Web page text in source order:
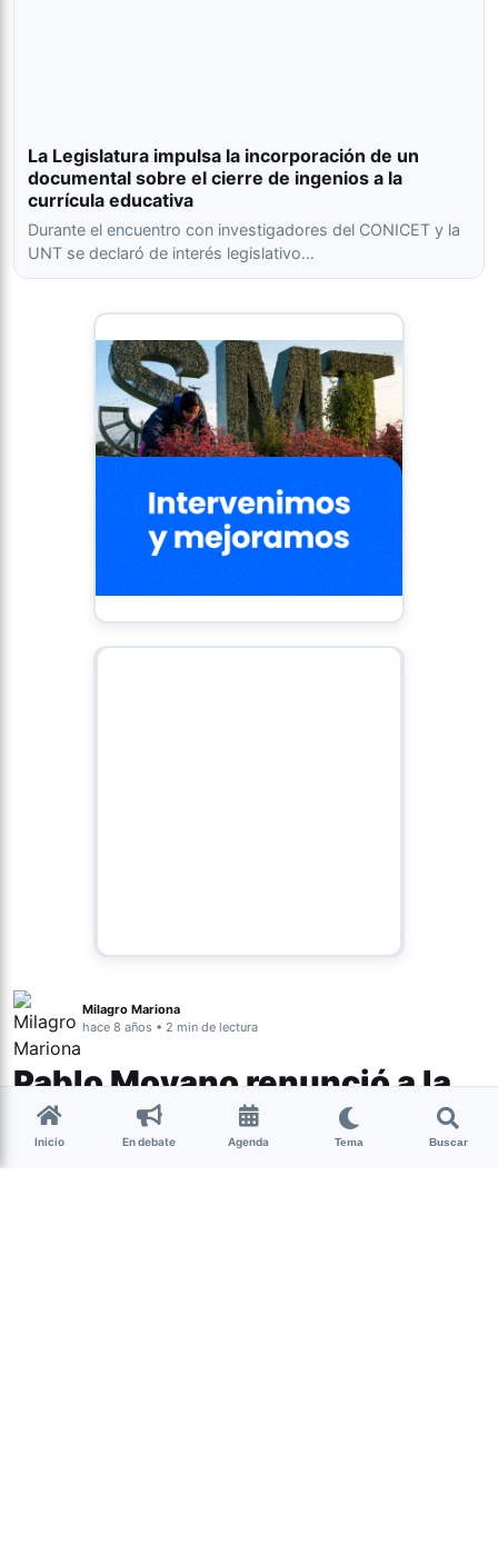
La Legislatura impulsa la incorporación de un
documental sobre el cierre de ingenios a la
currícula educativa
Durante el encuentro con investigadores del CONICET y la
UNT se declaró de interés legislativo…
Milagro Mariona
hace 8 años • 2 min de lectura
Pablo Moyano renunció a la
secretaría gremial de la CGT
Inicio En debate Agenda Tema Buscar